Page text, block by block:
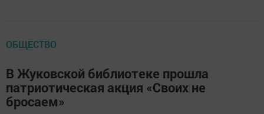
ОБЩЕСТВО
В Жуковской библиотеке прошла
патриотическая акция «Своих не
бросаем»